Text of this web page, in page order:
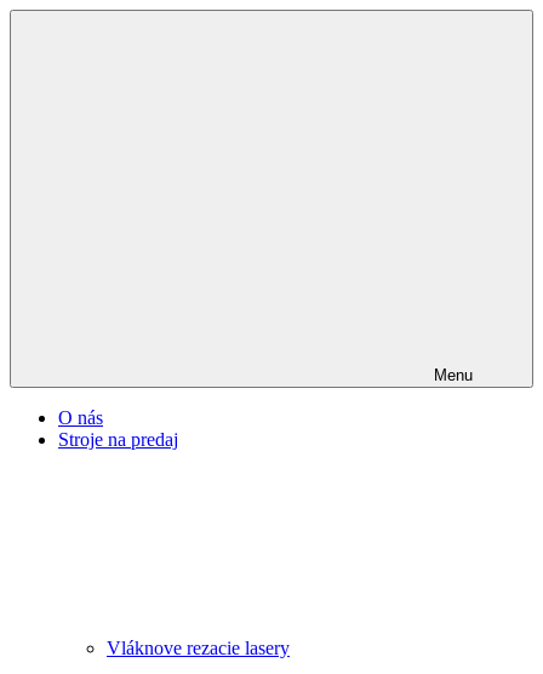
Menu
O nás
Stroje na predaj
Vláknove rezacie lasery